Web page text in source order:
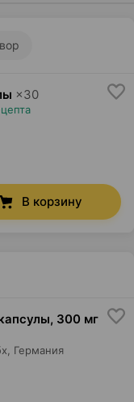
×30
В корзину
, 300 мг
, Германия